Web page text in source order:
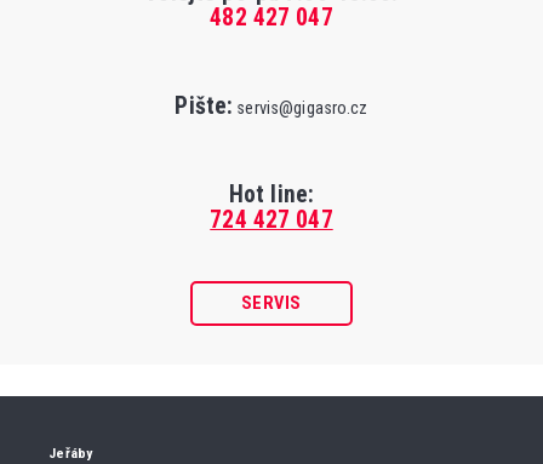
482 427 047
Pište: servis@gigasro.cz
Hot line:
724 427 047
SERVIS
Jeřáby